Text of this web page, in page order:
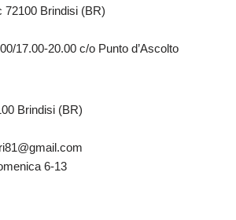
72100 Brindisi (BR)
17.00-20.00 c/o Punto d’Ascolto
Brindisi (BR)
6-13